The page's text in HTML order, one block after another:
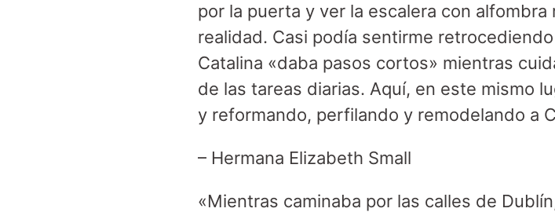
por la puerta y ver la escalera con
realidad. Casi podía sentirme
Catalina «daba pasos cortos» mientras
de las tareas diarias. Aquí, en este mismo
y reformando, perfilando y remodelando a
– Hermana Elizabeth Small
«Mientras caminaba por las calles de